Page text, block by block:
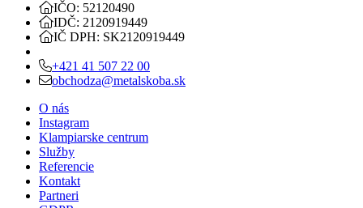
IČO: 52120490
IDČ: 2120919449
IČ DPH: SK2120919449
+421 41 507 22 00
obchodza@metalskoba.sk
O nás
Instagram
Klampiarske centrum
Služby
Referencie
Kontakt
Partneri